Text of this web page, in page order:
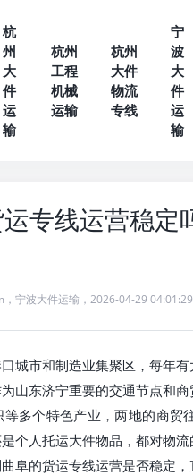
杭
州
大
件
运
输
杭州
工程
机械
运输
杭州
大件
物流
专线
宁
波
大
件
运
输
专线运营稳定
， 宁波大件运输 ， 2026-04-29 04:01:29
城市和制造业集聚区，每年
山东济宁重要的交通节点和
多个特色产业，两地的商
个人托运大件物品，都对物
阜的货运专线运营是否稳定